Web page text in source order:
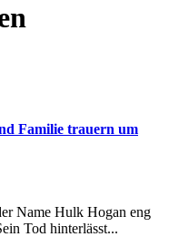
Familie trauern um
Name Hulk Hogan eng
Tod hinterlässt...